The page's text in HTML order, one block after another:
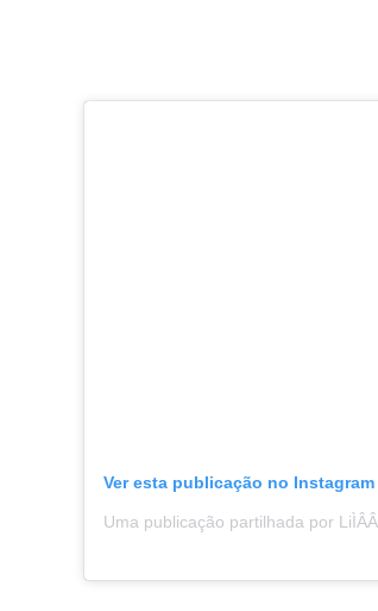
Ver esta publicação no Instagram